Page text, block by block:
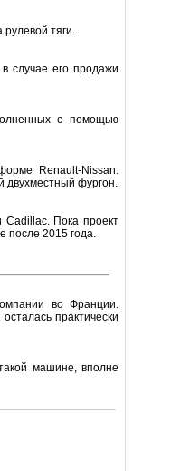
тяги.
случае его продажи
с помощью
Renault-Nissan.
двухместный фургон.
Cadillac. Пока проект
после 2015 года.
во Франции.
практически
машине, вполне